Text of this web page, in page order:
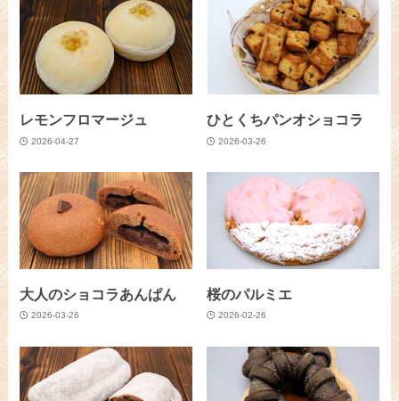
レモンフロマージュ
2026-04-27
ひとくちパンオショコラ
2026-03-26
大人のショコラあんぱん
2026-03-26
桜のパルミエ
2026-02-26